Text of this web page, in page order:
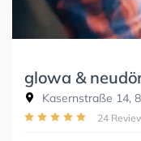
glowa &
Kasernstraße 14,
24